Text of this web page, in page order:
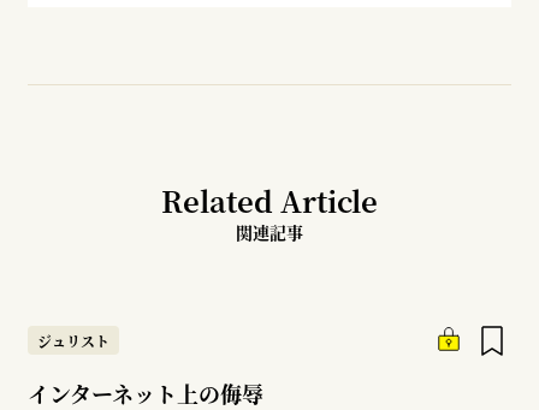
Related Article
関連記事
ジュリスト
インターネット上の侮辱